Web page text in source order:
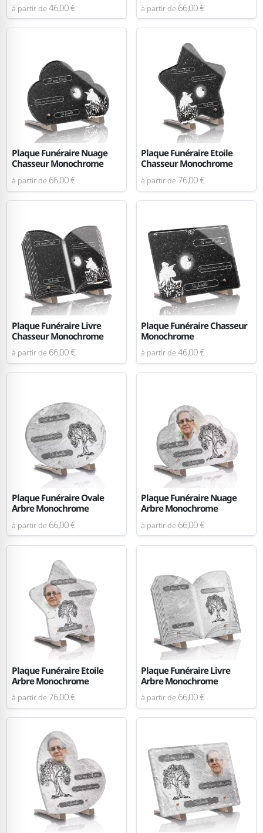
à partir de46,00 € à partir de 66,00 €
Plaque Funéraire Nuage
Chasseur Monochrome
à partir de 66,00 €
Plaque Funéraire Etoile
Chasseur Monochrome
à partir de 76,00 €
Plaque Funéraire Livre
Chasseur Monochrome
à partir de 66,00 €
Plaque Funéraire Chasseur
Monochrome
à partir de46,00 €
Plaque Funéraire Ovale
Arbre Monochrome
à partir de 66,00 €
Plaque Funéraire Nuage
Arbre Monochrome
à partir de 66,00 €
Plaque Funéraire Etoile
Arbre Monochrome
à partir de 76,00 €
Plaque Funéraire Livre
Arbre Monochrome
à partir de 66,00 €